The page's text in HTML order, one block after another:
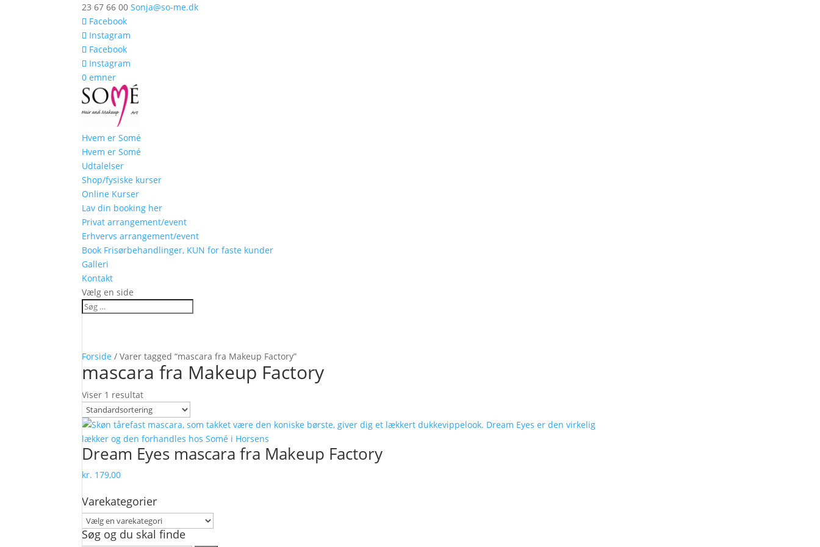
23 67 66 00 Sonja@so-me.dk
Facebook
Instagram
Facebook
Instagram
0 emner
Hvem er Somé
Hvem er Somé
Udtalelser
Shop/fysiske kurser
Online Kurser
Lav din booking her
Privat arrangement/event
Erhvervs arrangement/event
Book Frisørbehandlinger, KUN for faste kunder
Galleri
Kontakt
Vælg en side
Forside / Varer tagged “mascara fra Makeup Factory”
mascara fra Makeup Factory
Viser 1 resultat
Dream Eyes mascara fra Makeup Factory
kr. 179,00
Varekategorier
Søg og du skal finde